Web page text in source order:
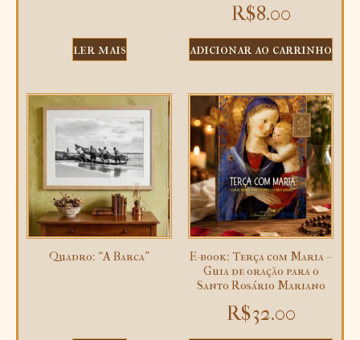
ler mais
R$8.00
adicionar ao carrinho
Quadro: “A Barca”
E-book: Terça com Maria –
Guia de oração para o
Santo Rosário Mariano
R$32.00